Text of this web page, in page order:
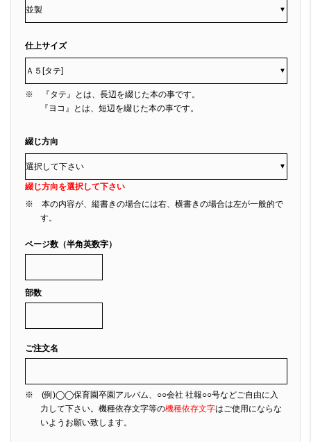
▼
仕上サイズ
▼
※ 『タテ』とは、長辺を綴じた本の事です。
『ヨコ』とは、短辺を綴じた本の事です。
綴じ方向
▼
綴じ方向を選択して下さい
※ 本の内容が、縦書きの場合には右、横書きの場合は左が一般的で
す。
ページ数（半角英数字）
部数
ご注文名
※ (例)◯◯保育園卒園アルバム、○○会社 社報○○号などご自由に入
力して下さい。機種依存文字等の機種依存文字はご使用にならな
いようお願い致します。